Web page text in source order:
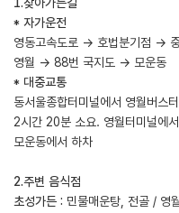
* 자가운전
영동고속도로 → 호법분기점 →
영월 → 88번 국지도 → 모운동
* 대중교통
동서울종합터미널에서 영월버
2시간 20분 소요. 영월터미널에
모운동에서 하차
2.주변 음식점
초성가든 : 민물매운탕, 전골 /